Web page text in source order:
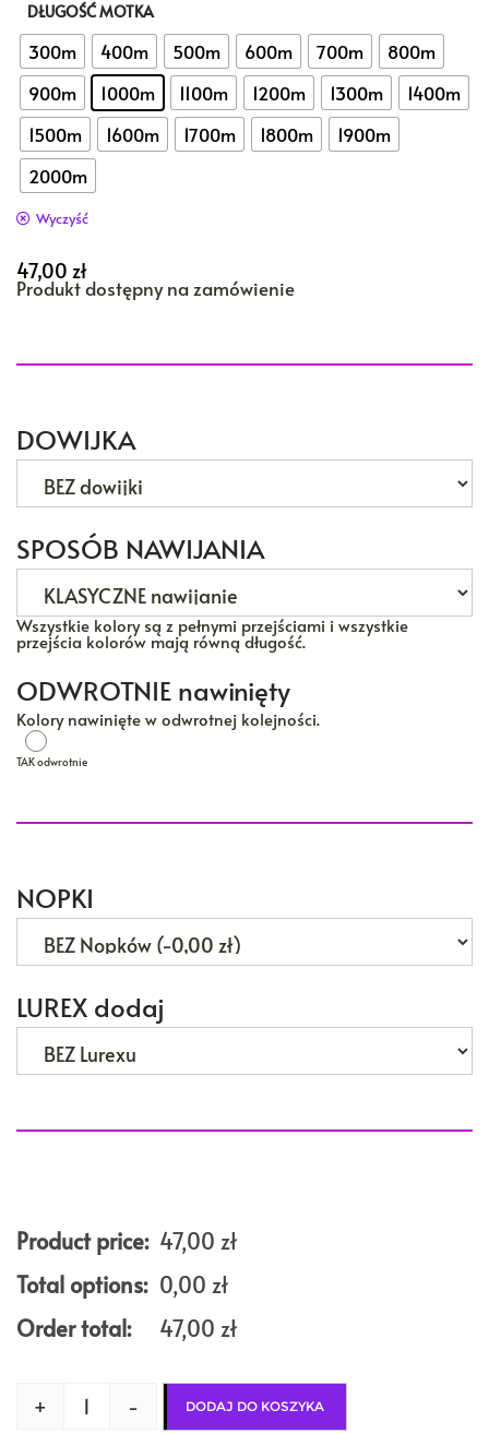
DŁUGOŚĆ MOTKA
300m 400m 500m 600m 700m
800m
900m
1000m 1100m 1200m 1300m
1400m
1500m
1600m 1700m 1800m
1900m
2000m
Wyczyść
47,00 zł
Produkt dostępny na zamówienie
DOWIJKA
SPOSÓB NAWIJANIA
Wszystkie kolory są z pełnymi przejściami i wszystkie
przejścia kolorów mają równą długość.
ODWROTNIE nawinięty
Kolory nawinięte w odwrotnej kolejności.
TAK odwrotnie
NOPKI
LUREX dodaj
Product price: 47,00 zł
Total options: 0,00 zł
Order total:
47,00 zł
+ - DODAJ DO KOSZYKA